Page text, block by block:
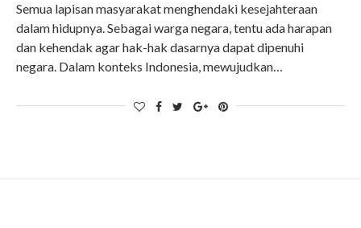
Semua lapisan masyarakat menghendaki kesejahteraan
dalam hidupnya. Sebagai warga negara, tentu ada harapan
dan kehendak agar hak-hak dasarnya dapat dipenuhi
negara. Dalam konteks Indonesia, mewujudkan…